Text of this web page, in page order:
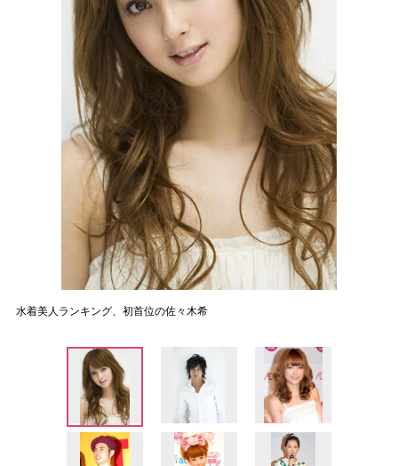
水着美人ランキング、初首位の佐々木希